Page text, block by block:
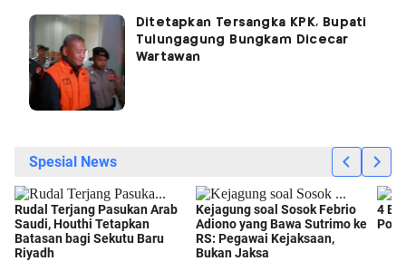
Ditetapkan Tersangka KPK, Bupati
Tulungagung Bungkam Dicecar
Wartawan